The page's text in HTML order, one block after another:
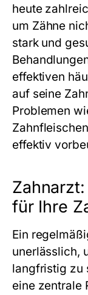
heute
um Zähne
stark und
effektiven
auf seine
Problemen
effektiv
für Ihre
Ein
unerlässlich,
langfristig zu
eine zentrale